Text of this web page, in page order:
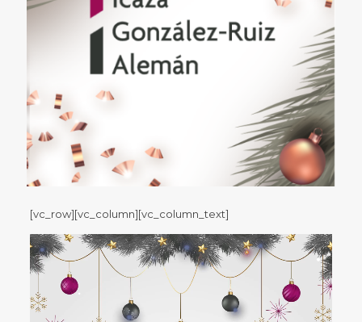
[vc_row][vc_column][vc_column_text]